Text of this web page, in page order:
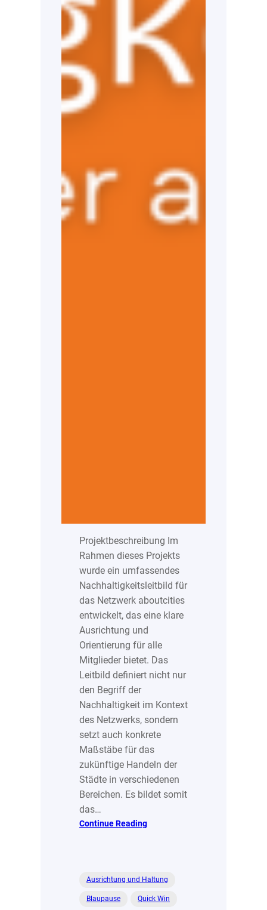
Projektbeschreibung Im
Rahmen dieses Projekts
wurde ein umfassendes
Nachhaltigkeitsleitbild für
das Netzwerk aboutcities
entwickelt, das eine klare
Ausrichtung und
Orientierung für alle
Mitglieder bietet. Das
Leitbild definiert nicht nur
den Begriff der
Nachhaltigkeit im Kontext
des Netzwerks, sondern
setzt auch konkrete
Maßstäbe für das
zukünftige Handeln der
Städte in verschiedenen
Bereichen. Es bildet somit
das…
Continue Reading:
Ausrichtung und Haltung
Blaupause Quick Win